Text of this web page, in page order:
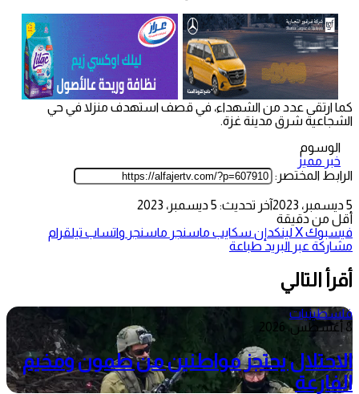
كما ارتقى عدد من الشهداء، في قصف استهدف منزلا في حي
الشجاعية شرق مدينة غزة.
الوسوم
خبر مميز
الرابط المختصر:
5 ديسمبر، 2023
آخر تحديث: 5 ديسمبر، 2023
أقل من دقيقة
فيسبوك‫Xلينكدإن سكايب ماسنجر ماسنجر واتساب تيلقرام
مشاركة عبر البريد طباعة
أقرأ التالي
فلسطينيات
8 أغسطس، 2026
الاحتلال يحتجز مواطنين من طمون ومخيم
الفارعة